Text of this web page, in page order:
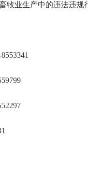
牧业生产中的违法违规